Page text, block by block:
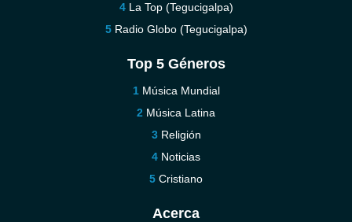
La Top (Tegucigalpa)
Radio Globo (Tegucigalpa)
Top 5 Géneros
Música Mundial
Música Latina
Religión
Noticias
Cristiano
Acerca